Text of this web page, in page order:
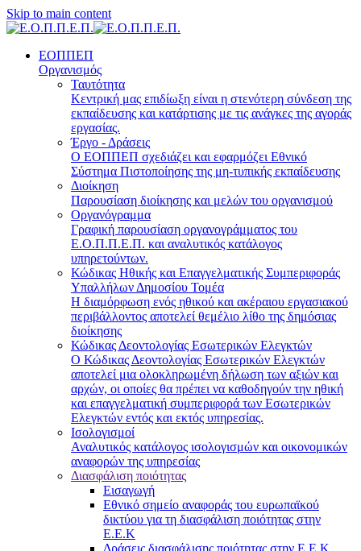
Skip to main content
ΕΟΠΠΕΠ
Οργανισμός
Ταυτότητα
Κεντρική μας επιδίωξη είναι η στενότερη σύνδεση της
εκπαίδευσης και κατάρτισης με τις ανάγκες της αγοράς
εργασίας.
Έργο - Δράσεις
Ο ΕΟΠΠΕΠ σχεδιάζει και εφαρμόζει Eθνικό
Σύστημα Πιστοποίησης της μη-τυπικής εκπαίδευσης
Διοίκηση
Παρουσίαση διοίκησης και μελών του οργανισμού
Οργανόγραμμα
Γραφική παρουσίαση οργανογράμματος του
Ε.Ο.Π.Π.Ε.Π. και αναλυτικός κατάλογος
υπηρετούντων.
Κώδικας Ηθικής και Επαγγελματικής Συμπεριφοράς
Υπαλλήλων Δημοσίου Τομέα
Η διαμόρφωση ενός ηθικού και ακέραιου εργασιακού
περιβάλλοντος αποτελεί θεμέλιο λίθο της δημόσιας
διοίκησης
Κώδικας Δεοντολογίας Εσωτερικών Ελεγκτών
Ο Κώδικας Δεοντολογίας Εσωτερικών Ελεγκτών
αποτελεί μια ολοκληρωμένη δήλωση των αξιών και
αρχών, οι οποίες θα πρέπει να καθοδηγούν την ηθική
και επαγγελματική συμπεριφορά των Εσωτερικών
Ελεγκτών εντός και εκτός υπηρεσίας.
Ισολογισμοί
Αναλυτικός κατάλογος ισολογισμών και οικονομικών
αναφορών της υπηρεσίας
Διασφάλιση ποιότητας
Εισαγωγή
Εθνικό σημείο αναφοράς του ευρωπαϊκού
δικτύου για τη διασφάλιση ποιότητας στην
Ε.Ε.Κ
Δράσεις διασφάλισης ποιότητας στην Ε.Ε.Κ